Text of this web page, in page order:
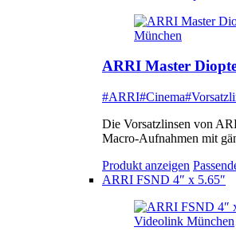
ARRI Master
#ARRI#Cinema
Die Vorsatzlinsen von
Macro-Aufnahmen mit
Produkt anzeigen
ARRI FSND 4″ x 5.65″